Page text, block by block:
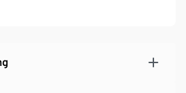
Batterie- oder